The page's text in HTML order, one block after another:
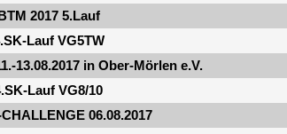
BTM 2017 5.Lauf
Lauf VG5TW
13.08.2017 in Ober-Mörlen e.V.
Lauf VG8/10
06.08.2017